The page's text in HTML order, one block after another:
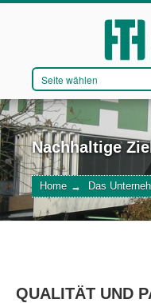
DAS UNTERNEHMEN
Nachhaltige
Home → Das
QUALITÄT UND